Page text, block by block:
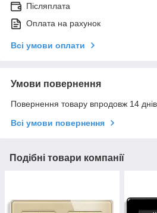
Післяплата
Оплата на рахунок
Всі умови оплати
Умови повернення
Повернення товару впродовж 14
Всі умови повернення
Подібні товари компанії